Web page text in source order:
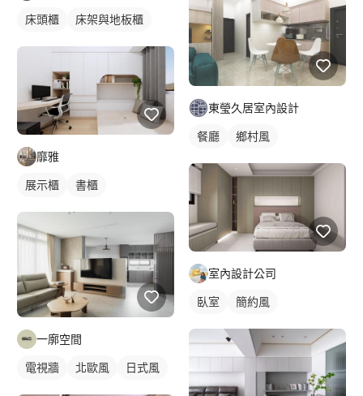
床頭櫃 床架與地板櫃
靡雅
展示櫃 書櫃
一廓空間
電視牆 北歐風 日式風
東瑩久居室內設計
餐廳 鄉村風
室內設計公司
臥室 簡約風